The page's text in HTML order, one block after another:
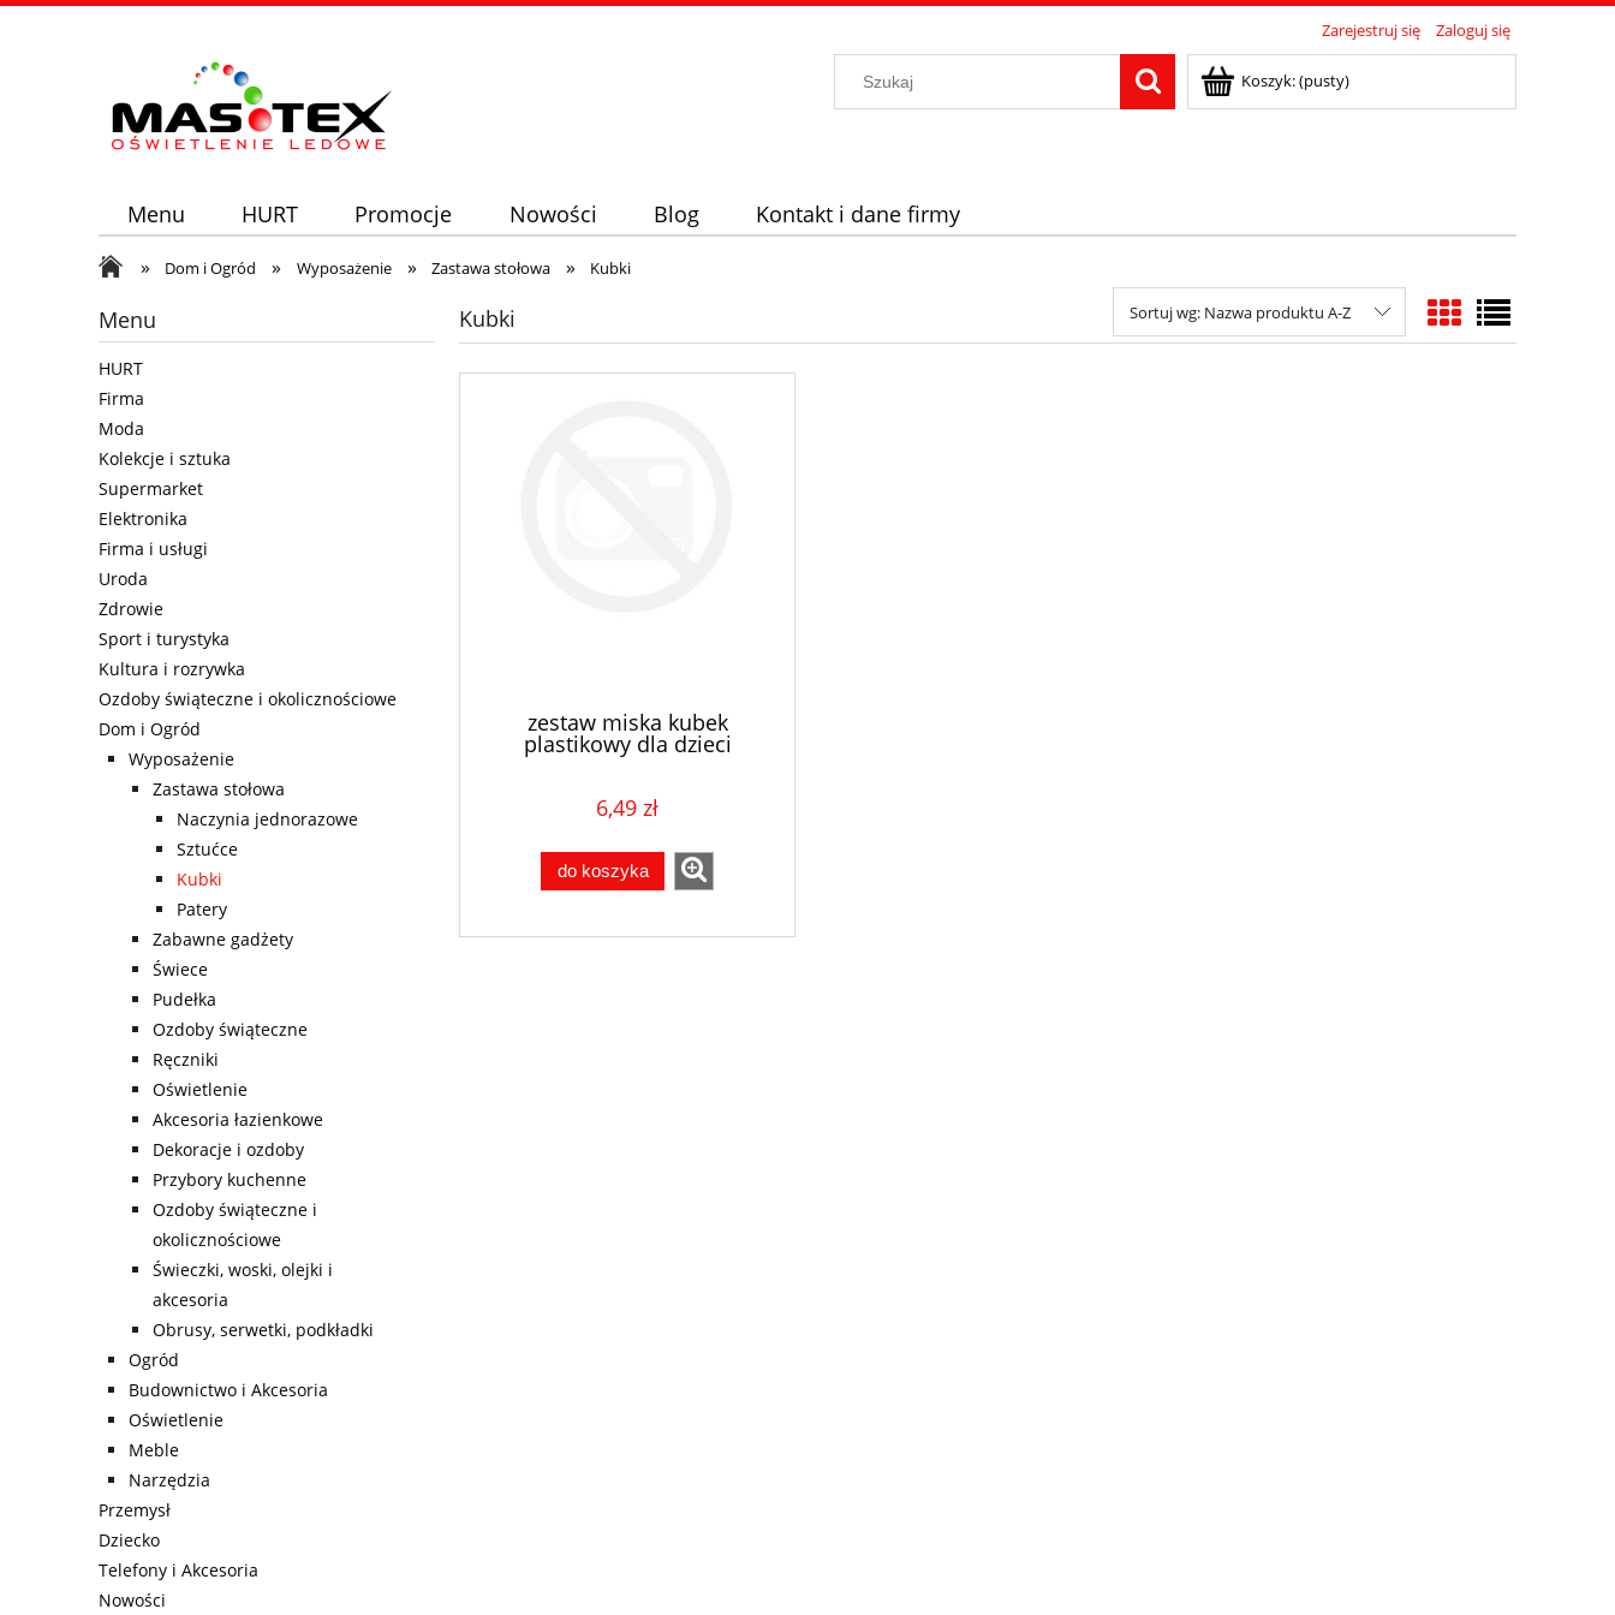
Zarejestruj się Zaloguj się
Koszyk:(pusty)
Menu HURT Promocje Nowości Blog Kontakt i dane firmy
» Dom i Ogród » Wyposażenie » Zastawa stołowa » Kubki
Menu
HURT
Firma
Moda
Kolekcje i sztuka
Supermarket
Elektronika
Firma i usługi
Uroda
Zdrowie
Sport i turystyka
Kultura i rozrywka
Ozdoby świąteczne i okolicznościowe
Dom i Ogród
Wyposażenie
Zastawa stołowa
Naczynia jednorazowe
Sztućce
Kubki
Patery
Zabawne gadżety
Świece
Pudełka
Ozdoby świąteczne
Ręczniki
Oświetlenie
Akcesoria łazienkowe
Dekoracje i ozdoby
Przybory kuchenne
Ozdoby świąteczne i
okolicznościowe
Świeczki, woski, olejki i
akcesoria
Obrusy, serwetki, podkładki
Ogród
Budownictwo i Akcesoria
Oświetlenie
Meble
Narzędzia
Przemysł
Dziecko
Telefony i Akcesoria
Nowości
Kubki Sortuj wg: Nazwa produktu A-Z
zestaw miska kubek
plastikowy dla dzieci
niebieski
6,49 zł
do koszyka